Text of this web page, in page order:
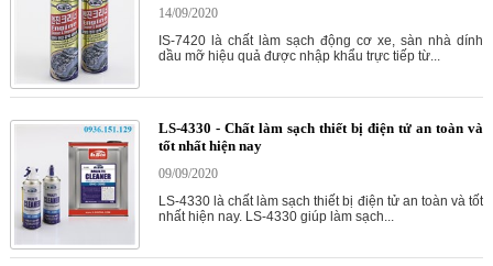
14/09/2020
IS-7420 là chất làm sạch động cơ xe, sàn nhà dính
dầu mỡ hiệu quả được nhập khẩu trực tiếp từ...
LS-4330 - Chất làm sạch thiết bị điện tử an toàn và
tốt nhất hiện nay
09/09/2020
LS-4330 là chất làm sạch thiết bị điện tử an toàn và tốt
nhất hiện nay. LS-4330 giúp làm sạch...